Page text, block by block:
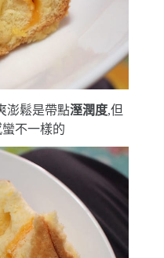
澎鬆是帶點溼潤度,但
蠻不一樣的